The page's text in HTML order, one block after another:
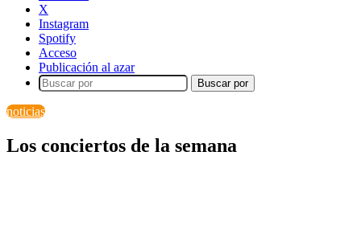
X
Instagram
Spotify
Acceso
Publicación al azar
Buscar por
noticias
Los conciertos de la semana